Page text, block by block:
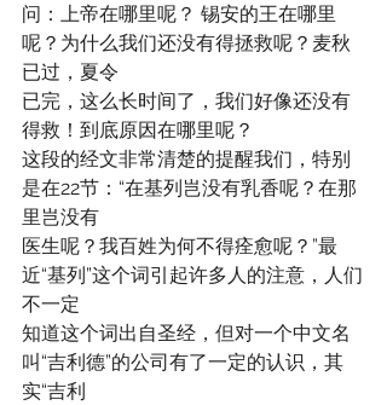
问：上帝在哪里呢？ 锡安的王在哪里
呢？为什么我们还没有得拯救呢？麦秋
已过，夏令
已完，这么长时间了，我们好像还没有
得救！到底原因在哪里呢？
这段的经文非常清楚的提醒我们，特别
是在22节：“在基列岂没有乳香呢？在那
里岂没有
医生呢？我百姓为何不得痊愈呢？”最
近“基列”这个词引起许多人的注意，人们
不一定
知道这个词出自圣经，但对一个中文名
叫“吉利德”的公司有了一定的认识，其
实“吉利